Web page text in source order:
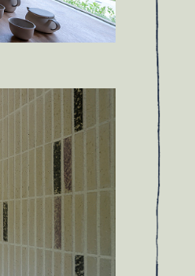
Nさんのための茶室
S/
せスタジオ
高滝コーポレー
フアンドワークコミッションオ
の家 Nさんのための家
みんなでカレンダー展 2017
Oさんのための家
Sさんのた
アパート Kさんのための家